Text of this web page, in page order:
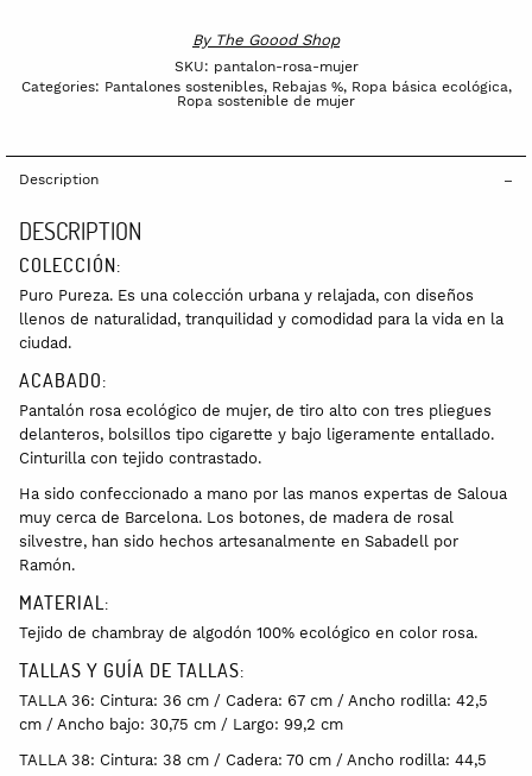
By The Goood Shop
SKU: pantalon-rosa-mujer
Categories: Pantalones sostenibles, Rebajas %, Ropa básica ecológica,
Ropa sostenible de mujer
Description
DESCRIPTION
COLECCIÓN:
Puro Pureza. Es una colección urbana y relajada, con diseños
llenos de naturalidad, tranquilidad y comodidad para la vida en la
ciudad.
ACABADO:
Pantalón rosa ecológico de mujer, de tiro alto con tres pliegues
delanteros, bolsillos tipo cigarette y bajo ligeramente entallado.
Cinturilla con tejido contrastado.
Ha sido confeccionado a mano por las manos expertas de Saloua
muy cerca de Barcelona. Los botones, de madera de rosal
silvestre, han sido hechos artesanalmente en Sabadell por
Ramón.
MATERIAL:
Tejido de chambray de algodón 100% ecológico en color rosa.
TALLAS Y GUÍA DE TALLAS:
TALLA 36: Cintura: 36 cm / Cadera: 67 cm / Ancho rodilla: 42,5
cm / Ancho bajo: 30,75 cm / Largo: 99,2 cm
TALLA 38: Cintura: 38 cm / Cadera: 70 cm / Ancho rodilla: 44,5